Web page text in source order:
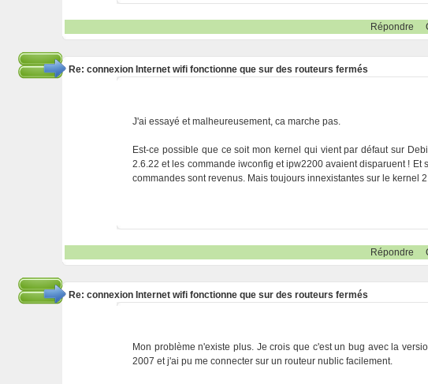
Répondre
Re: connexion Internet wifi fonctionne que sur des routeurs fermés
J'ai essayé et malheureusement, ca marche pas.
Est-ce possible que ce soit mon kernel qui vient par défaut sur
2.6.22 et les commande iwconfig et ipw2200 avaient disparuent !
commandes sont revenus. Mais toujours innexistantes sur le kernel
Répondre
Re: connexion Internet wifi fonctionne que sur des routeurs fermés
Mon problème n'existe plus. Je crois que c'est un bug avec la
2007 et j'ai pu me connecter sur un routeur nublic facilement.